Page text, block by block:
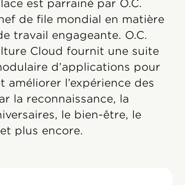
est parrainé par O.C.
de file mondial en matière
travail engageante. O.C.
Cloud fournit une suite
d’applications pour
améliorer l’expérience des
la reconnaissance, la
le bien-être, le
plus encore.